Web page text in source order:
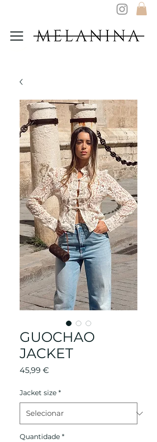
GUOCHAO
JACKET
45,99 €
Jacket size *
Quantidade *